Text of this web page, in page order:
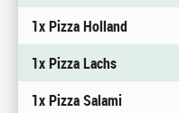
1x Pizza Holland
1x Pizza Lachs
1x Pizza Salami